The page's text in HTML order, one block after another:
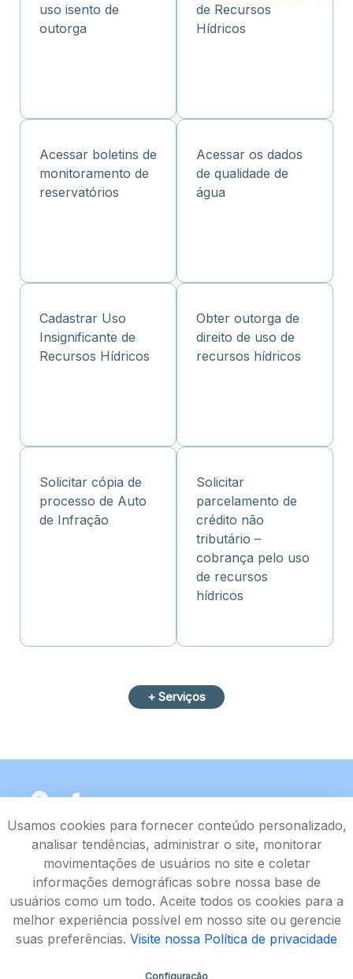
uso isento de
outorga
de Recursos
Hídricos
Acessar boletins de
monitoramento de
reservatórios
Acessar os dados
de qualidade de
água
Cadastrar Uso
Insignificante de
Recursos Hídricos
Obter outorga de
direito de uso de
recursos hídricos
Solicitar cópia de
processo de Auto
de Infração
Solicitar
parcelamento de
crédito não
tributário –
cobrança pelo uso
de recursos
hídricos
+ Serviços
Usamos cookies para fornecer conteúdo personalizado,
analisar tendências, administrar o site, monitorar
movimentações de usuários no site e coletar
informações demográficas sobre nossa base de
usuários como um todo. Aceite todos os cookies para a
melhor experiência possível em nosso site ou gerencie
suas preferências. Visite nossa Política de privacidade
Configuração